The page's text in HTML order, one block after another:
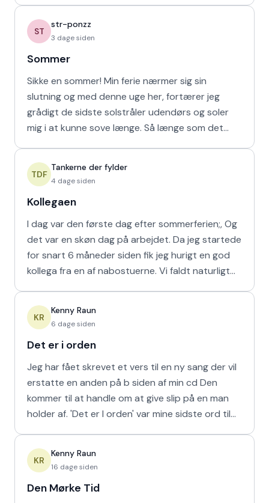
ST
str-ponzz
3 dage siden
Sommer
Sikke en sommer! Min ferie nærmer sig sin
slutning og med denne uge her, fortærer jeg
grådigt de sidste solstråler udendørs og soler
mig i at kunne sove længe. Så længe som det
TDF
Tankerne der fylder
4 dage siden
Kollegaen
I dag var den første dag efter sommerferien;, Og
det var en skøn dag på arbejdet. Da jeg startede
for snart 6 måneder siden fik jeg hurigt en god
kollega fra en af nabostuerne. Vi faldt naturligt
KR
Kenny Raun
6 dage siden
Det er i orden
Jeg har fået skrevet et vers til en ny sang der vil
erstatte en anden på b siden af min cd Den
kommer til at handle om at give slip på en man
holder af. 'Det er I orden' var mine sidste ord til
KR
Kenny Raun
16 dage siden
Den Mørke Tid